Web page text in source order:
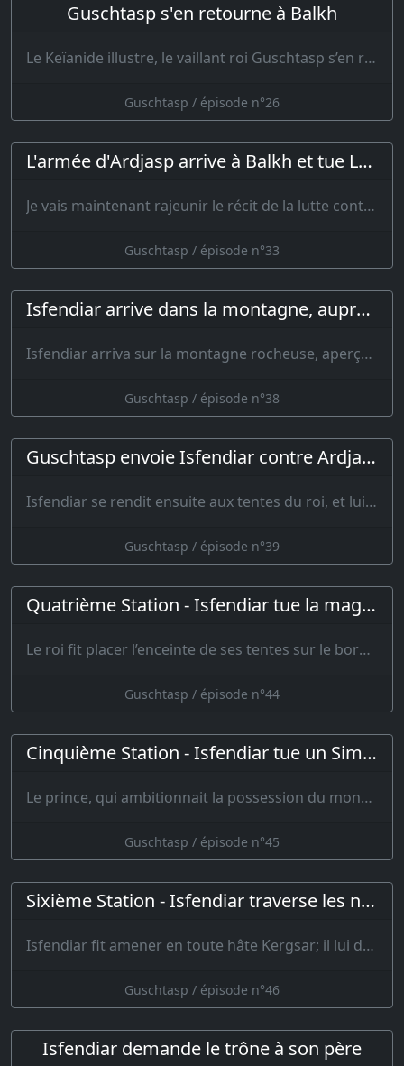
Guschtasp s'en retourne à Balkh
Le Keïanide illustre, le vaillant roi Guschtasp s’en retourna du champ de bataille à Ba…
Guschtasp / épisode n°26
L'armée d'Ardjasp arrive à Balkh et tue Lohrasp
Je vais maintenant rajeunir le récit de la lutte contre Ardjasp, et, pa…
Guschtasp / épisode n°33
Isfendiar arrive dans la montagne, auprès de Guschtasp
Isfendiar arriva sur la montagne rocheuse, aperçut son père et l…
Guschtasp / épisode n°38
Guschtasp envoie Isfendiar contre Ardjasp
Isfendiar se rendit ensuite aux tentes du roi, et lui parla de toutes choses,…
Guschtasp / épisode n°39
Quatrième Station - Isfendiar tue la magicienne
Le roi fit placer l’enceinte de ses tentes sur le bord de l’eau, et tou…
Guschtasp / épisode n°44
Cinquième Station - Isfendiar tue un Simourgh
Le prince, qui ambitionnait la possession du monde, se présenta devant le…
Guschtasp / épisode n°45
Sixième Station - Isfendiar traverse les neiges
Isfendiar fit amener en toute hâte Kergsar; il lui donna coup sur coup …
Guschtasp / épisode n°46
Isfendiar demande le trône à son père